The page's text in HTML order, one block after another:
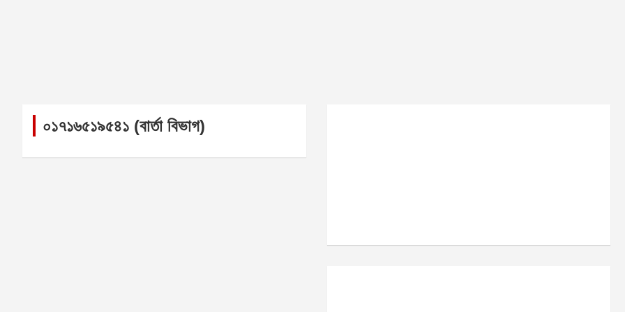
০১৭১৬৫১৯৫৪১ (বার্তা বিভাগ)